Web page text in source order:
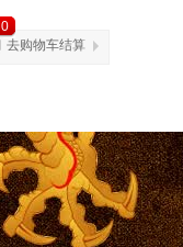
0
去购物车结算